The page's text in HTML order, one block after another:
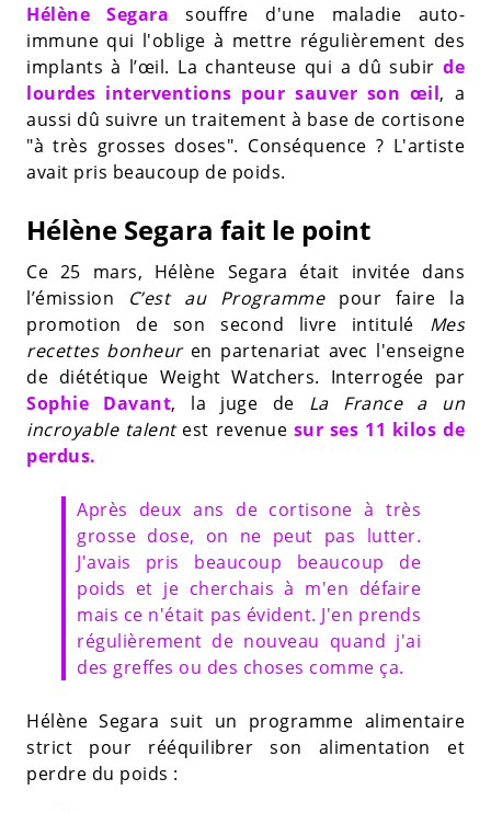
Hélène Segara souffre d'une maladie auto-
immune qui l'oblige à mettre régulièrement des
implants à l’œil. La chanteuse qui a dû subir de
lourdes interventions pour sauver son œil, a
aussi dû suivre un traitement à base de cortisone
"à très grosses doses". Conséquence ? L'artiste
avait pris beaucoup de poids.
Hélène Segara fait le point
Ce 25 mars, Hélène Segara était invitée dans
l’émission
C’est au Programmepour faire la
promotion de son second livre intitulé Mes
recettes bonheuren partenariat avec l'enseigne
de diététique Weight Watchers. Interrogée par
Sophie Davant, la juge de La France a un
incroyable talentest revenue sur ses 11 kilos de
perdus.
Après deux ans de cortisone à très
grosse dose, on ne peut pas lutter.
J'avais pris beaucoup beaucoup de
poids et je cherchais à m'en défaire
mais ce n'était pas évident. J'en prends
régulièrement de nouveau quand j'ai
des greffes ou des choses comme ça.
Hélène Segara suit un programme alimentaire
strict pour rééquilibrer son alimentation et
perdre du poids :